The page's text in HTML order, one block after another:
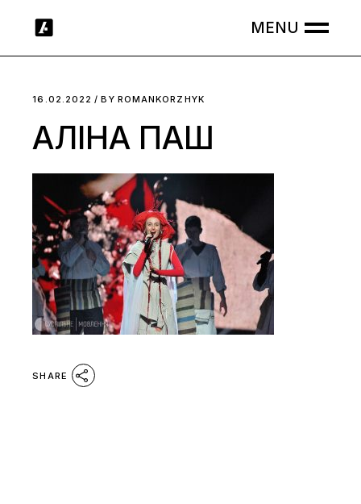
16.02.2022 BY ROMANKORZHYK
АЛІНА ПАШ
SHARE